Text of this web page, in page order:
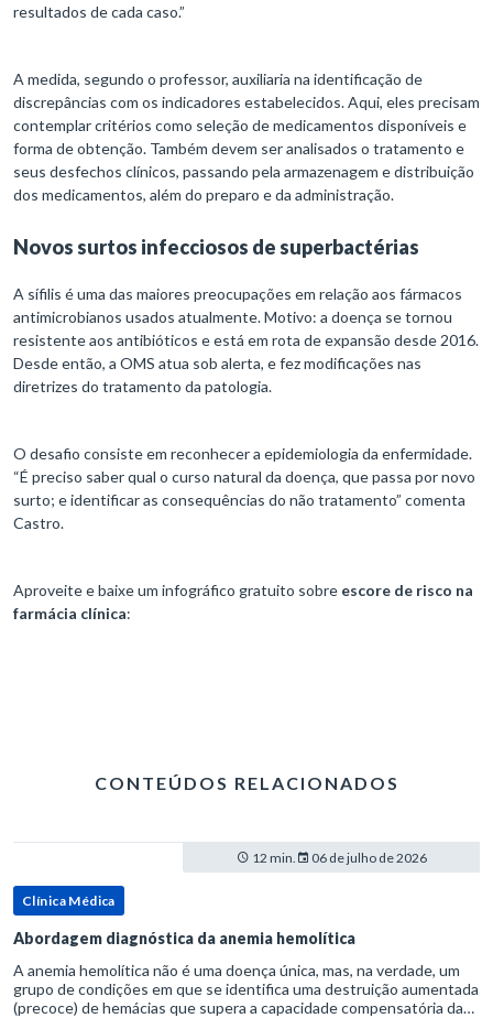
resultados de cada caso.”
A medida, segundo o professor, auxiliaria na identificação de
discrepâncias com os indicadores estabelecidos. Aqui, eles precisam
contemplar critérios como seleção de medicamentos disponíveis e
forma de obtenção. Também devem ser analisados o tratamento e
seus desfechos clínicos, passando pela armazenagem e distribuição
dos medicamentos, além do preparo e da administração.
Novos surtos infecciosos de superbactérias
A sífilis é uma das maiores preocupações em relação aos fármacos
antimicrobianos usados atualmente. Motivo: a doença se tornou
resistente aos antibióticos e está em rota de expansão desde 2016.
Desde então, a OMS atua sob alerta, e fez modificações nas
diretrizes do tratamento da patologia.
O desafio consiste em reconhecer a epidemiologia da enfermidade.
“É preciso saber qual o curso natural da doença, que passa por novo
surto; e identificar as consequências do não tratamento” comenta
Castro.
Aproveite e baixe um infográfico gratuito sobre escore de risco na
farmácia clínica:
CONTEÚDOS RELACIONADOS
12 min. 06 de julho de 2026
Clínica Médica
Abordagem diagnóstica da anemia hemolítica
A anemia hemolítica não é uma doença única, mas, na verdade, um
grupo de condições em que se identifica uma destruição aumentada
(precoce) de hemácias que supera a capacidade compensatória da